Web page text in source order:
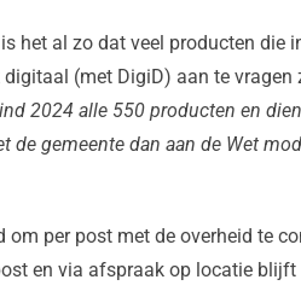
het al zo dat veel producten die
(met DigiD) aan te vragen
2024 alle 550 producten en
de gemeente dan aan de Wet
om per post met de overheid te
en via afspraak op locatie